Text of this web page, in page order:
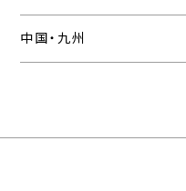
中国・九州